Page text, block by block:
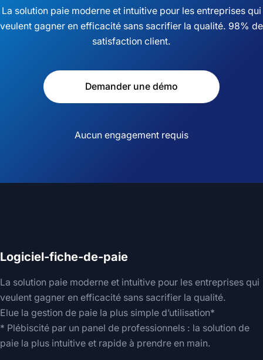
La solution paie moderne et intuitive pour les entreprises qui
veulent gagner en efficacité sans sacrifier la qualité. 98% de
satisfaction client.
Demander une démo
Aucun engagement requis
Logiciel-fiche-de-paie
La solution paie moderne et intuitive pour les entreprises qui
veulent gagner en efficacité sans sacrifier la qualité.
Elue la gestion de paie la plus simple d’utilisation*
* Plébiscité par un panel de professionnels : la solution de
paie la plus intuitive et rapide à prendre en main.